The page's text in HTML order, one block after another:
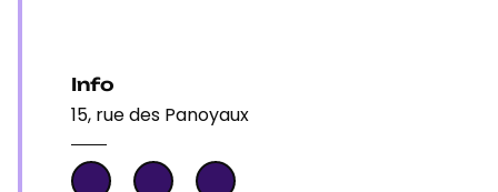
Info
15, rue des Panoyaux